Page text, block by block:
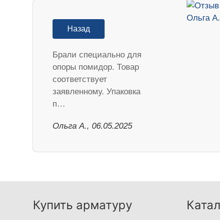
Назад
Брали специально для
опоры помидор. Товар
соответствует
заявленному. Упаковка
п…
Ольга А., 06.05.2025
Купить арматуру